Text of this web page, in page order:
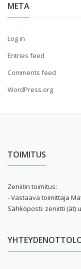
META
Log in
Entries feed
Comments feed
WordPress.org
TOIMITUS
Zeniitin toimitus:
- Vastaava toimittaja
Sähköposti: zeniitti (ät)